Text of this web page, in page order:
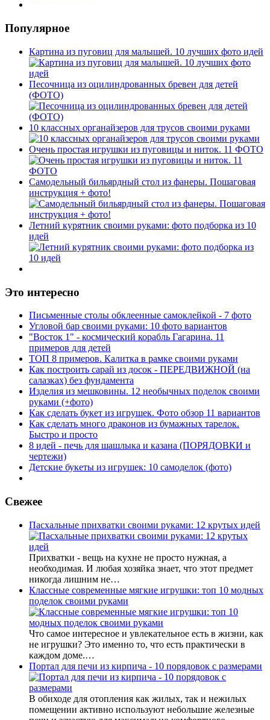
Популярное
Картина из пуговиц для малышей. 10 лучших фото идей
Песочница из оцилиндрованных бревен для детей
(ФОТО)
10 классных органайзеров для трусов своими руками
Очень простая игрушки из пуговицы и ниток. 11 ФОТО
Самодельный бильярдный стол из фанеры. Пошаговая
инструкция + фото!
Летний курятник своими руками: фото подборка из 10
идей
Это интересно
Письменные столы обклеенные самоклейкой - 7 фото
Угловой бар своими руками: 10 фото вариантов
"Восток 1" - космический корабль Гагарина. 11
примеров для детей
ТОП 8 примеров. Калитка в рамке своими руками
Как построить сарай из досок - ПЕРЕДВИЖНОЙ (на
салазках) без фундамента
Изделия из мешковины. 12 необычных поделок своими
руками (+фото)
Как сделать букет из игрушек. Фото обзор 11 вариантов
Как сделать много драконов из бумажных тарелок.
Быстро и просто
8 идей - печь для шашлыка и казана (ПОРЯДОВКИ и
чертежи)
Детские букеты из игрушек: 10 самоделок (фото)
Свежее
Пасхальные прихватки своими руками: 12 крутых идей
Прихватки - вещь на кухне не просто нужная, а
необходимая. И любая хозяйка знает, что этот предмет
никогда лишним не…
Классные современные мягкие игрушки: топ 10 модных
поделок своими руками
Что самое интересное и увлекательное есть в жизни, как
не игрушки? Это именно то, что есть практически в
каждом доме.…
Портал для печи из кирпича - 10 порядовок с размерами
В обиходе для отопления как жилых, так и нежилых
помещении активно используют небольшие железные